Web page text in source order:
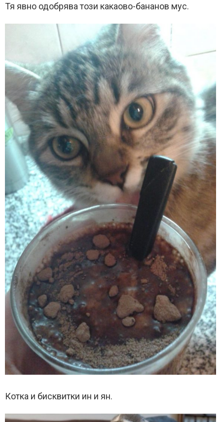
Тя явно одобрява този какаово-бананов мус.
Котка и бисквитки ин и ян.